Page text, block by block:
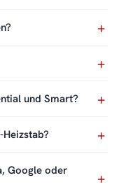
und Smart?
Google oder